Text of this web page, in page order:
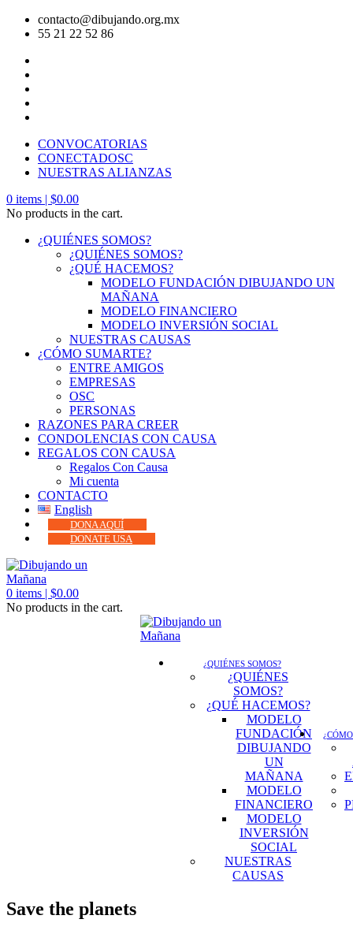
contacto@dibujando.org.mx
55 21 22 52 86
CONVOCATORIAS
CONECTADOSC
NUESTRAS ALIANZAS
0 items | $0.00
No products in the cart.
¿QUIÉNES SOMOS?
¿QUIÉNES SOMOS?
¿QUÉ HACEMOS?
MODELO FUNDACIÓN DIBUJANDO UN
MAÑANA
MODELO FINANCIERO
MODELO INVERSIÓN SOCIAL
NUESTRAS CAUSAS
¿CÓMO SUMARTE?
ENTRE AMIGOS
EMPRESAS
OSC
PERSONAS
RAZONES PARA CREER
CONDOLENCIAS CON CAUSA
REGALOS CON CAUSA
Regalos Con Causa
Mi cuenta
CONTACTO
English
DONA AQUÍ
DONATE USA
0 items | $0.00
No products in the cart.
¿QUIÉNES SOMOS?
¿QUIÉNES
SOMOS?
¿QUÉ HACEMOS?
MODELO
FUNDACIÓN
DIBUJANDO
UN
MAÑANA
MODELO
FINANCIERO
MODELO
INVERSIÓN
SOCIAL
NUESTRAS
CAUSAS
Save the planets